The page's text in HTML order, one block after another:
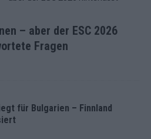
– aber der ESC 2026
Fragen
für Bulgarien – Finnland